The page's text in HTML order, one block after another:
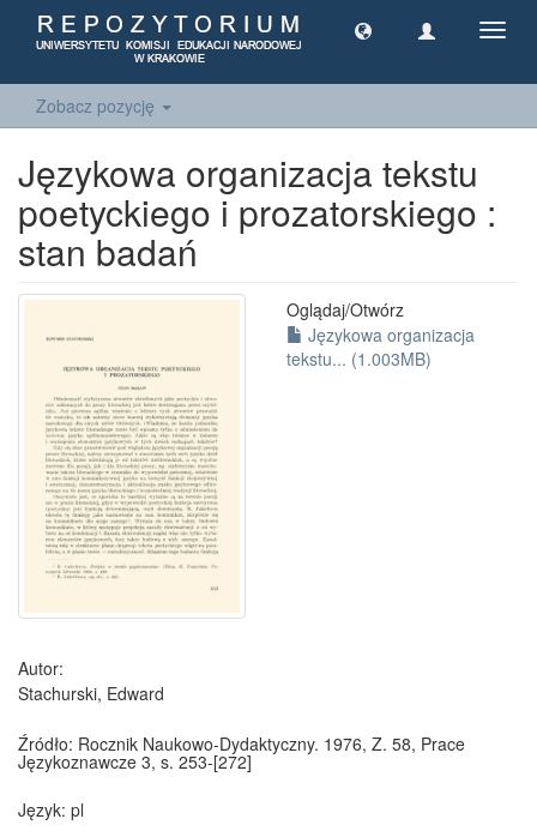
Zobacz pozycję
Językowa organizacja tekstu
poetyckiego i prozatorskiego :
stan badań
Oglądaj/Otwórz
Językowa organizacja
tekstu... (1.003MB)
Autor:
Stachurski, Edward
Źródło: Rocznik Naukowo-Dydaktyczny. 1976, Z. 58, Prace
Językoznawcze 3, s. 253-[272]
Język: pl